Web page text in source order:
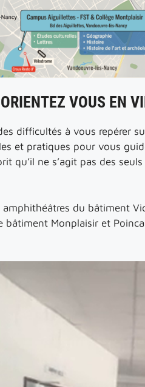
ORIENTEZ VOUS EN
difficultés à vous repérer
et pratiques pour vous
qu’il ne s’agit pas des
du bâtiment
Monplaisir et